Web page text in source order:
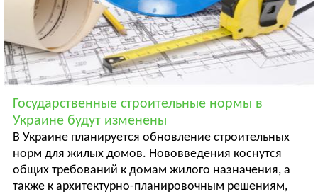
Чоп
Берегово
Смотреть всё
ЗАПОРОЖСКАЯ ОБЛАСТЬ
Запорожье
Энергодар
Бердянск
Смотреть всё
ИВАНО-ФРАНКОВСКАЯ ОБЛАСТЬ
Ивано-Франковск
Государственные строительные нормы в
Украине будут изменены
В Украине планируется обновление строительных
норм для жилых домов. Нововведения коснутся
общих требований к домам жилого назначения, а
также к архитектурно-планировочным решениям,